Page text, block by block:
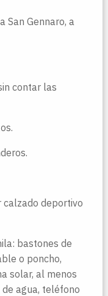
San Gennaro, a
contar las
deportivo
bastones de
o poncho,
solar, al menos
agua, teléfono